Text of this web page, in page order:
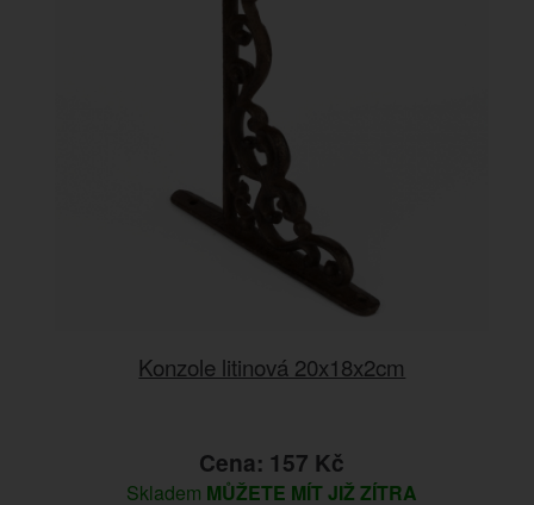
Konzole litinová 20x18x2cm
Cena: 157 Kč
Skladem MŮŽETE MÍT JIŽ ZÍTRA